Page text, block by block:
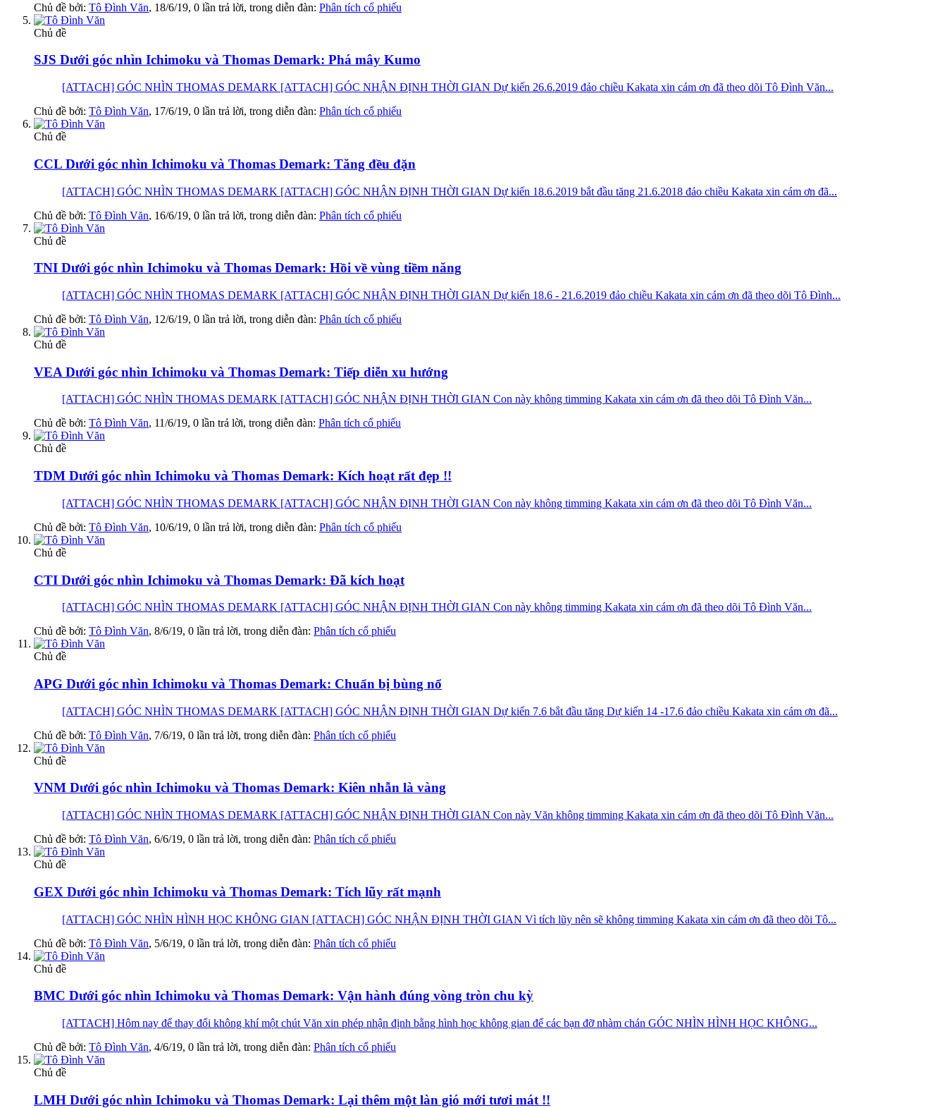
Chủ đề bởi: Tô Đình Văn, 18/6/19, 0 lần trả lời, trong diễn đàn: Phân tích cổ phiếu
Chủ đề
SJS Dưới góc nhìn Ichimoku và Thomas Demark: Phá mây Kumo
[ATTACH] GÓC NHÌN THOMAS DEMARK [ATTACH] GÓC NHẬN ĐỊNH THỜI GIAN Dự kiến 26.6.2019 đảo chiều Kakata xin cám ơn đã theo dõi Tô Đình Văn...
Chủ đề bởi: Tô Đình Văn, 17/6/19, 0 lần trả lời, trong diễn đàn: Phân tích cổ phiếu
Chủ đề
CCL Dưới góc nhìn Ichimoku và Thomas Demark: Tăng đều đặn
[ATTACH] GÓC NHÌN THOMAS DEMARK [ATTACH] GÓC NHẬN ĐỊNH THỜI GIAN Dự kiến 18.6.2019 bắt đầu tăng 21.6.2018 đảo chiều Kakata xin cám ơn đã...
Chủ đề bởi: Tô Đình Văn, 16/6/19, 0 lần trả lời, trong diễn đàn: Phân tích cổ phiếu
Chủ đề
TNI Dưới góc nhìn Ichimoku và Thomas Demark: Hồi về vùng tiềm năng
[ATTACH] GÓC NHÌN THOMAS DEMARK [ATTACH] GÓC NHẬN ĐỊNH THỜI GIAN Dự kiến 18.6 - 21.6.2019 đảo chiều Kakata xin cám ơn đã theo dõi Tô Đình...
Chủ đề bởi: Tô Đình Văn, 12/6/19, 0 lần trả lời, trong diễn đàn: Phân tích cổ phiếu
Chủ đề
VEA Dưới góc nhìn Ichimoku và Thomas Demark: Tiếp diễn xu hướng
[ATTACH] GÓC NHÌN THOMAS DEMARK [ATTACH] GÓC NHẬN ĐỊNH THỜI GIAN Con này không timming Kakata xin cám ơn đã theo dõi Tô Đình Văn...
Chủ đề bởi: Tô Đình Văn, 11/6/19, 0 lần trả lời, trong diễn đàn: Phân tích cổ phiếu
Chủ đề
TDM Dưới góc nhìn Ichimoku và Thomas Demark: Kích hoạt rất đẹp !!
[ATTACH] GÓC NHÌN THOMAS DEMARK [ATTACH] GÓC NHẬN ĐỊNH THỜI GIAN Con này không timming Kakata xin cám ơn đã theo dõi Tô Đình Văn...
Chủ đề bởi: Tô Đình Văn, 10/6/19, 0 lần trả lời, trong diễn đàn: Phân tích cổ phiếu
Chủ đề
CTI Dưới góc nhìn Ichimoku và Thomas Demark: Đã kích hoạt
[ATTACH] GÓC NHÌN THOMAS DEMARK [ATTACH] GÓC NHẬN ĐỊNH THỜI GIAN Con này không timming Kakata xin cám ơn đã theo dõi Tô Đình Văn...
Chủ đề bởi: Tô Đình Văn, 8/6/19, 0 lần trả lời, trong diễn đàn: Phân tích cổ phiếu
Chủ đề
APG Dưới góc nhìn Ichimoku và Thomas Demark: Chuẩn bị bùng nổ
[ATTACH] GÓC NHÌN THOMAS DEMARK [ATTACH] GÓC NHẬN ĐỊNH THỜI GIAN Dự kiến 7.6 bắt đầu tăng Dự kiến 14 -17.6 đảo chiều Kakata xin cám ơn đã...
Chủ đề bởi: Tô Đình Văn, 7/6/19, 0 lần trả lời, trong diễn đàn: Phân tích cổ phiếu
Chủ đề
VNM Dưới góc nhìn Ichimoku và Thomas Demark: Kiên nhẫn là vàng
[ATTACH] GÓC NHÌN THOMAS DEMARK [ATTACH] GÓC NHẬN ĐỊNH THỜI GIAN Con này Văn không timming Kakata xin cám ơn đã theo dõi Tô Đình Văn...
Chủ đề bởi: Tô Đình Văn, 6/6/19, 0 lần trả lời, trong diễn đàn: Phân tích cổ phiếu
Chủ đề
GEX Dưới góc nhìn Ichimoku và Thomas Demark: Tích lũy rất mạnh
[ATTACH] GÓC NHÌN HÌNH HỌC KHÔNG GIAN [ATTACH] GÓC NHẬN ĐỊNH THỜI GIAN Vì tích lũy nên sẽ không timming Kakata xin cám ơn đã theo dõi Tô...
Chủ đề bởi: Tô Đình Văn, 5/6/19, 0 lần trả lời, trong diễn đàn: Phân tích cổ phiếu
Chủ đề
BMC Dưới góc nhìn Ichimoku và Thomas Demark: Vận hành đúng vòng tròn chu kỳ
[ATTACH] Hôm nay để thay đổi không khí một chút Văn xin phép nhận định bằng hình học không gian để các bạn đỡ nhàm chán GÓC NHÌN HÌNH HỌC KHÔNG...
Chủ đề bởi: Tô Đình Văn, 4/6/19, 0 lần trả lời, trong diễn đàn: Phân tích cổ phiếu
Chủ đề
LMH Dưới góc nhìn Ichimoku và Thomas Demark: Lại thêm một làn gió mới tươi mát !!